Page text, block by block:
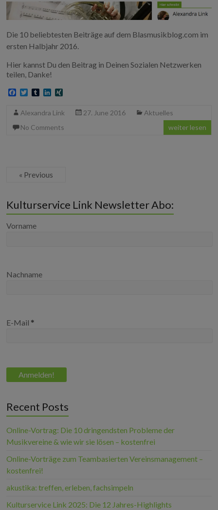
Die 10 beliebtesten Beiträge auf dem Blasmusikblog.com im
ersten Halbjahr 2016.
Hier kannst Du den Beitrag in Deinen Sozialen Netzwerken
teilen, Danke!
c
e
b
o
t
e
T
b
r
k
d
G
Alexandra Link 27. June 2016
Aktuelles
No Comments
weiter lesen
« Previous
Kulturservice Link Newsletter Abo:
Vorname
Nachname
E-Mail *
Recent Posts
Online-Vortrag: Die 10 dringendsten Probleme der
Musikvereine & wie wir sie lösen – kostenfrei
Online-Vorträge zum Teambasierten Vereinsmanagement –
kostenfrei!
akustika: treffen, erleben, fachsimpeln
Kulturservice Link 2025: Die 12 Jahres-Highlights